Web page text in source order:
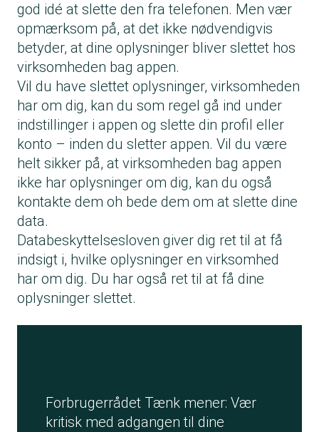
god idé at slette den fra telefonen. Men vær
opmærksom på, at det ikke nødvendigvis
betyder, at dine oplysninger bliver slettet hos
virksomheden bag appen.
Vil du have slettet oplysninger, virksomheden
har om dig, kan du som regel gå ind under
indstillinger i appen og slette din profil eller
konto – inden du sletter appen. Vil du være
helt sikker på, at virksomheden bag appen
ikke har oplysninger om dig, kan du også
kontakte dem oh bede dem om at slette dine
data.
Databeskyttelsesloven giver dig ret til at få
indsigt i, hvilke oplysninger en virksomhed
har om dig. Du har også ret til at få dine
oplysninger slettet.
Forbrugerrådet Tænk mener: Vær
kritisk med adgangen til dine